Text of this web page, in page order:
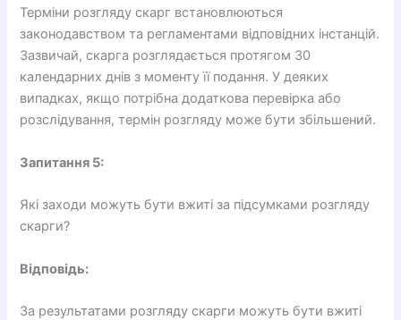
Терміни розгляду скарг встановлюються
законодавством та регламентами відповідних інстанцій.
Зазвичай, скарга розглядається протягом 30
календарних днів з моменту її подання. У деяких
випадках, якщо потрібна додаткова перевірка або
розслідування, термін розгляду може бути збільшений.
Запитання 5:
Які заходи можуть бути вжиті за підсумками розгляду
скарги?
Відповідь:
За результатами розгляду скарги можуть бути вжиті